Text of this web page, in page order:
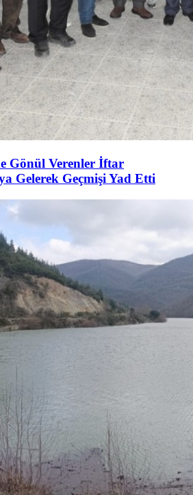
Gönül Verenler İftar
Gelerek Geçmişi Yad Etti